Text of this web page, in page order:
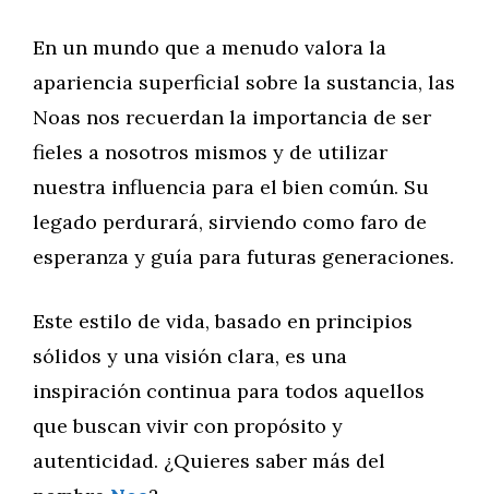
En un mundo que a menudo valora la
apariencia superficial sobre la sustancia, las
Noas nos recuerdan la importancia de ser
fieles a nosotros mismos y de utilizar
nuestra influencia para el bien común. Su
legado perdurará, sirviendo como faro de
esperanza y guía para futuras generaciones.
Este estilo de vida, basado en principios
sólidos y una visión clara, es una
inspiración continua para todos aquellos
que buscan vivir con propósito y
autenticidad. ¿Quieres saber más del